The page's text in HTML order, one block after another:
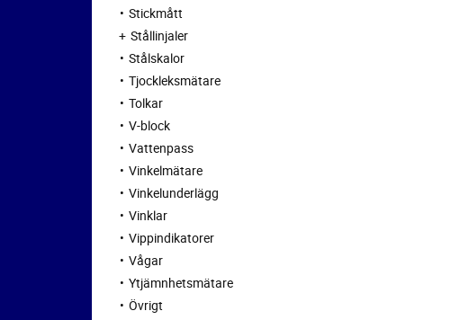
Stickmått
Stållinjaler
Stålskalor
Tjockleksmätare
Tolkar
V-block
Vattenpass
Vinkelmätare
Vinkelunderlägg
Vinklar
Vippindikatorer
Vågar
Ytjämnhetsmätare
Övrigt